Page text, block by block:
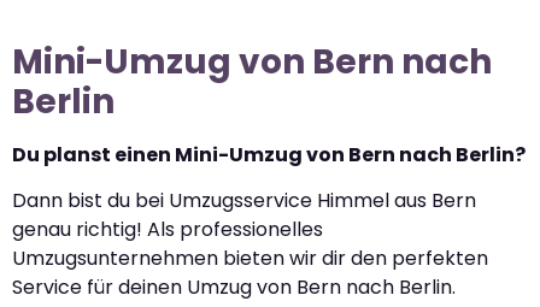
Mini-Umzug von Bern nach
Berlin
Du planst einen Mini-Umzug von Bern nach Berlin?
Dann bist du bei Umzugsservice Himmel aus Bern
genau richtig! Als professionelles
Umzugsunternehmen bieten wir dir den perfekten
Service für deinen Umzug von Bern nach Berlin.